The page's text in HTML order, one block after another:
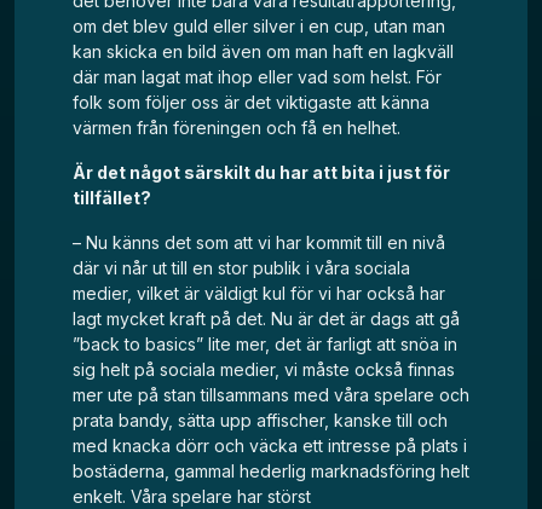
om det blev guld eller silver i en cup, utan man
kan skicka en bild även om man haft en lagkväll
där man lagat mat ihop eller vad som helst. För
folk som följer oss är det viktigaste att känna
värmen från föreningen och få en helhet.
Är det något särskilt du har att bita i just för
tillfället?
– Nu känns det som att vi har kommit till en nivå
där vi når ut till en stor publik i våra sociala
medier, vilket är väldigt kul för vi har också har
lagt mycket kraft på det. Nu är det är dags att gå
”back to basics” lite mer, det är farligt att snöa in
sig helt på sociala medier, vi måste också finnas
mer ute på stan tillsammans med våra spelare och
prata bandy, sätta upp affischer, kanske till och
med knacka dörr och väcka ett intresse på plats i
bostäderna, gammal hederlig marknadsföring helt
enkelt. Våra spelare har störst